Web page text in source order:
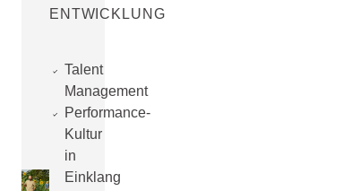
ENTWICKLUNG
Talent
Management
Performance-
Kultur
in
Einklang